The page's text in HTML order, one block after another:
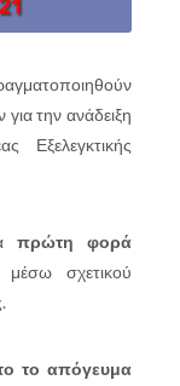
την ανάδειξη
Εξελεγκτικής
πρώτη φορά
μέσω σχετικού
το απόγευμα